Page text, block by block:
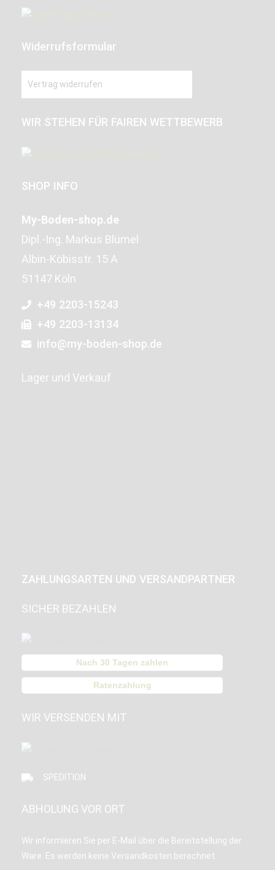
Widerrufsformular
Vertrag widerrufen
WIR STEHEN FÜR FAIREN WETTBEWERB
SHOP INFO
My-Boden-shop.de
Dipl.-Ing. Markus Blümel
Albin-Köbisstr. 15 A
51147 Köln
+49 2203-15243
+49 2203-13134
info@my-boden-shop.de
Lager und Verkauf
ZAHLUNGSARTEN UND VERSANDPARTNER
SICHER BEZAHLEN
Nach 30 Tagen zahlen
Ratenzahlung
WIR VERSENDEN MIT
SPEDITION
ABHOLUNG VOR ORT
Wir informieren Sie per E-Mail über die Bereitstellung der
Ware. Es werden keine Versandkosten berechnet.